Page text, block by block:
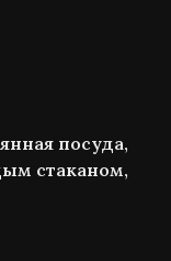
посуда,
стаканом,